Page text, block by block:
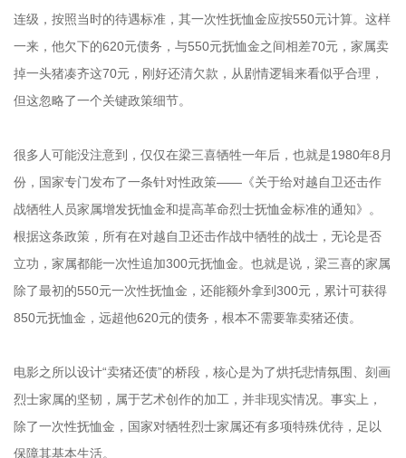
连级，按照当时的待遇标准，其一次性抚恤金应按550元计算。这样
一来，他欠下的620元债务，与550元抚恤金之间相差70元，家属卖
掉一头猪凑齐这70元，刚好还清欠款，从剧情逻辑来看似乎合理，
但这忽略了一个关键政策细节。
很多人可能没注意到，仅仅在梁三喜牺牲一年后，也就是1980年8月
份，国家专门发布了一条针对性政策——《关于给对越自卫还击作
战牺牲人员家属增发抚恤金和提高革命烈士抚恤金标准的通知》。
根据这条政策，所有在对越自卫还击作战中牺牲的战士，无论是否
立功，家属都能一次性追加300元抚恤金。也就是说，梁三喜的家属
除了最初的550元一次性抚恤金，还能额外拿到300元，累计可获得
850元抚恤金，远超他620元的债务，根本不需要靠卖猪还债。
电影之所以设计“卖猪还债”的桥段，核心是为了烘托悲情氛围、刻画
烈士家属的坚韧，属于艺术创作的加工，并非现实情况。事实上，
除了一次性抚恤金，国家对牺牲烈士家属还有多项特殊优待，足以
保障其基本生活。